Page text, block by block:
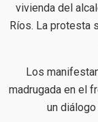
vivienda del
Ríos. La protesta
Los
madrugada en el
un